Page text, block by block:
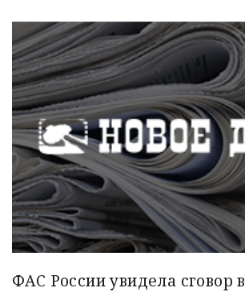
ФАС России увидела сговор в